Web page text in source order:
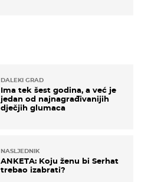
DALEKI GRAD
Ima tek šest godina, a već je
jedan od najnagrađivanijih
dječjih glumaca
NASLJEDNIK
ANKETA: Koju ženu bi Serhat
trebao izabrati?